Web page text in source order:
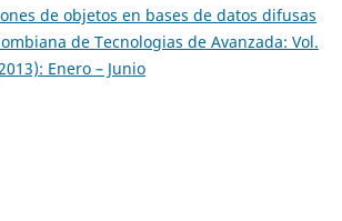
de objetos en bases de datos difusas
de Tecnologias de Avanzada: Vol.
Enero – Junio